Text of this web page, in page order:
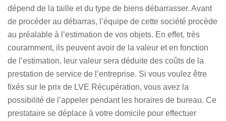
dépend de la taille et du type de biens débarrasser. Avant
de procéder au débarras, l’équipe de cette société procède
au préalable à l’estimation de vos objets. En effet, très
couramment, ils peuvent avoir de la valeur et en fonction
de l’estimation, leur valeur sera déduite des coûts de la
prestation de service de l’entreprise. Si vous voulez être
fixés sur le prix de LVE Récupération, vous avez la
possibilité de l’appeler pendant les horaires de bureau. Ce
prestataire se déplace à votre domicile pour effectuer